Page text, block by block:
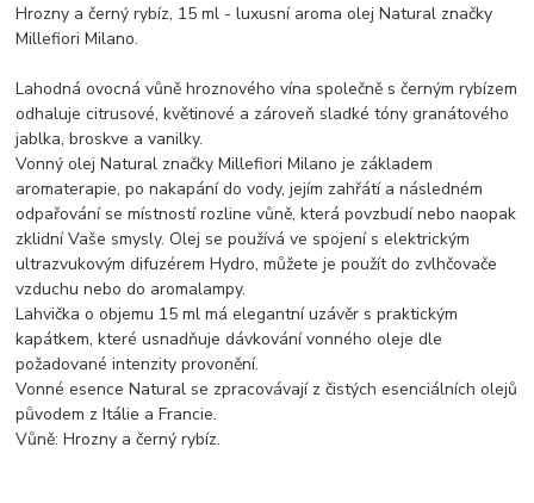
Hrozny a černý rybíz, 15 ml - luxusní aroma olej Natural značky
Millefiori Milano.
Lahodná ovocná vůně hroznového vína společně s černým rybízem
odhaluje citrusové, květinové a zároveň sladké tóny granátového
jablka, broskve a vanilky.
Vonný olej Natural značky Millefiori Milano je základem
aromaterapie, po nakapání do vody, jejím zahřátí a následném
odpařování se místností rozline vůně, která povzbudí nebo naopak
zklidní Vaše smysly. Olej se používá ve spojení s elektrickým
ultrazvukovým difuzérem Hydro, můžete je použít do zvlhčovače
vzduchu nebo do aromalampy.
Lahvička o objemu 15 ml má elegantní uzávěr s praktickým
kapátkem, které usnadňuje dávkování vonného oleje dle
požadované intenzity provonění.
Vonné esence Natural se zpracovávají z čistých esenciálních olejů
původem z Itálie a Francie.
Vůně: Hrozny a černý rybíz.